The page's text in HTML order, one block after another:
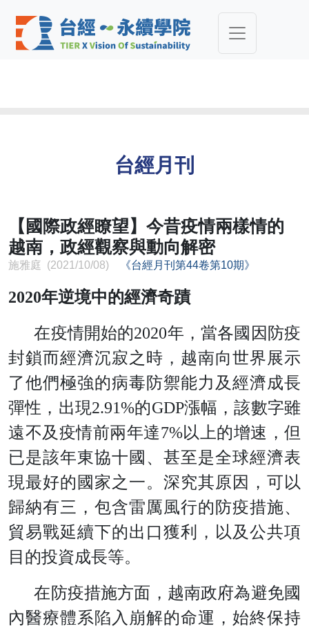
台經月刊
【國際政經瞭望】今昔疫情兩樣情的
越南，政經觀察與動向解密
施雅庭 (2021/10/08) 《台經月刊第44卷第10期》
2020年逆境中的經濟奇蹟
在疫情開始的2020年，當各國因防疫
封鎖而經濟沉寂之時，越南向世界展示
了他們極強的病毒防禦能力及經濟成長
彈性，出現2.91%的GDP漲幅，該數字雖
遠不及疫情前兩年達7%以上的增速，但
已是該年東協十國、甚至是全球經濟表
現最好的國家之一。深究其原因，可以
歸納有三，包含雷厲風行的防疫措施、
貿易戰延續下的出口獲利，以及公共項
目的投資成長等。
在防疫措施方面，越南政府為避免國
內醫療體系陷入崩解的命運，始終保持